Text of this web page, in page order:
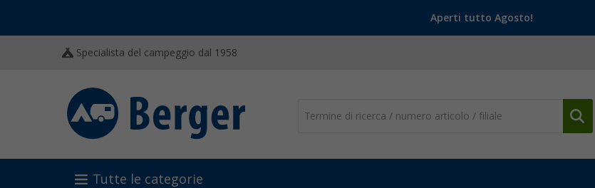
Aperti tutto Agosto!
Specialista del campeggio dal 1958
Tutte le categorie